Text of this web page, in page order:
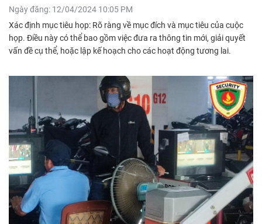
Ngày đăng: 12/04/2024 10:05 PM
Xác định mục tiêu họp: Rõ ràng về mục đích và mục tiêu của cuộc
họp. Điều này có thể bao gồm việc đưa ra thông tin mới, giải quyết
vấn đề cụ thể, hoặc lập kế hoạch cho các hoạt động tương lai.